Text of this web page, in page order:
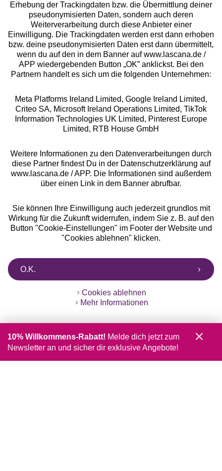
Über uns
Rechtliches
Alle Preise inkl. MwSt., zzgl.
Versandkosten
** Bonität vorausgesetzt, berechtigt zur Bonitätsprüfung
Erhebung der Trackingdaten bzw. die Übermittlung deiner
pseudonymisierten Daten, sondern auch deren
Weiterverarbeitung durch diese Anbieter einer
Einwilligung. Die Trackingdaten werden erst dann erhoben
bzw. deine pseudonymisierten Daten erst dann übermittelt,
wenn du auf den in dem Banner auf www.lascana.de /
APP wiedergebenden Button „OK” anklickst. Bei den
Partnern handelt es sich um die folgenden Unternehmen:
Meta Platforms Ireland Limited, Google Ireland Limited,
Criteo SA, Microsoft Ireland Operations Limited, TikTok
Information Technologies UK Limited, Pinterest Europe
Limited, RTB House GmbH
Weitere Informationen zu den Datenverarbeitungen durch
diese Partner findest Du in der Datenschutzerklärung auf
www.lascana.de / APP. Die Informationen sind außerdem
über einen Link in dem Banner abrufbar.
Sie können Ihre Einwilligung auch jederzeit grundlos mit
Wirkung für die Zukunft widerrufen, indem Sie z. B. auf den
Button "Cookie-Einstellungen" im Footer der Website und
"Cookies ablehnen" klicken.
O.K.
Cookies ablehnen
Mehr Informationen
10% Willkommens-Rabatt! Melde dich jetzt zum
Newsletter an und sicher dir exklusive Angebote!